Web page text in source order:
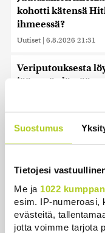
Suostumus
Tietojesi
Me ja 1022
esim. IP-numeroasi,
evästeitä,
jotta voimme tarjota
kohotti kätensä
ihmeessä?
Uutiset | 6.8.2026 21:31
Veriputouksesta
jäänyttä elämää
Lämpöennätys
pidentää Kelan
Uutiset | 6.8.2026 17:16